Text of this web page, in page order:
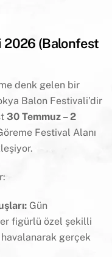
2026 (Balonfest
denk gelen bir
Balon Festivali’dir
30 Temmuz – 2
Festival Alanı
Gün
figürlü özel şekilli
gerçek